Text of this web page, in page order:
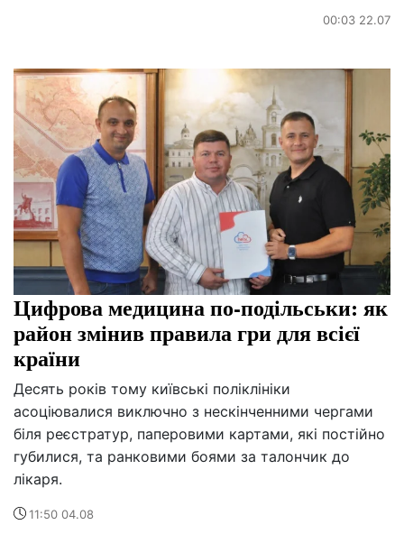
00:03 22.07
Цифрова медицина по-подільськи: як
район змінив правила гри для всієї
країни
Десять років тому київські поліклініки
асоціювалися виключно з нескінченними чергами
біля реєстратур, паперовими картами, які постійно
губилися, та ранковими боями за талончик до
лікаря.
11:50 04.08